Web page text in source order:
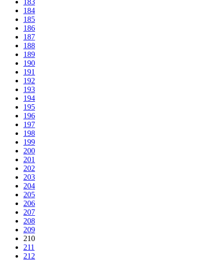
183
184
185
186
187
188
189
190
191
192
193
194
195
196
197
198
199
200
201
202
203
204
205
206
207
208
209
210
211
212